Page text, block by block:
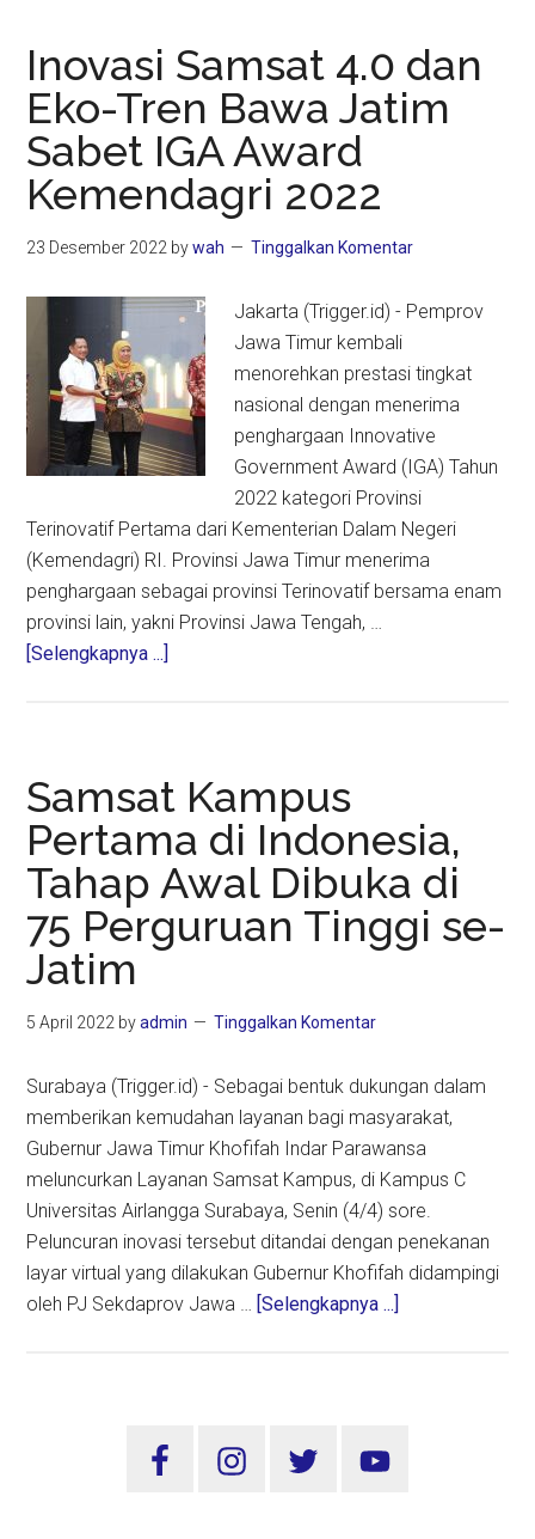
Inovasi Samsat 4.0 dan
Eko-Tren Bawa Jatim
Sabet IGA Award
Kemendagri 2022
23 Desember 2022 bywah Tinggalkan Komentar
Jakarta (Trigger.id) - Pemprov
Jawa Timur kembali
menorehkan prestasi tingkat
nasional dengan menerima
penghargaan Innovative
Government Award (IGA) Tahun
2022 kategori Provinsi
Terinovatif Pertama dari Kementerian Dalam Negeri
(Kemendagri) RI. Provinsi Jawa Timur menerima
penghargaan sebagai provinsi Terinovatif bersama enam
provinsi lain, yakni Provinsi Jawa Tengah, …
[Selengkapnya ...]
dan
Eko-
Tren
Bawa
Jatim
Sabet
Kemendagri
Samsat Kampus
Pertama di Indonesia,
Tahap Awal Dibuka di
75 Perguruan Tinggi se-
Jatim
5 April 2022 byadmin Tinggalkan Komentar
Surabaya (Trigger.id) - Sebagai bentuk dukungan dalam
memberikan kemudahan layanan bagi masyarakat,
Gubernur Jawa Timur Khofifah Indar Parawansa
meluncurkan Layanan Samsat Kampus, di Kampus C
Universitas Airlangga Surabaya, Senin (4/4) sore.
Peluncuran inovasi tersebut ditandai dengan penekanan
layar virtual yang dilakukan Gubernur Khofifah didampingi
oleh PJ Sekdaprov Jawa … [Selengkapnya ...]
Sidebar